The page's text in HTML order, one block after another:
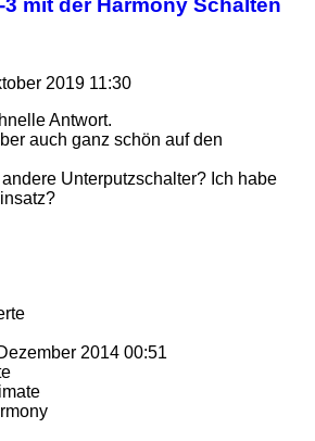
2019 11:30
Antwort.
auch ganz schön auf den
Unterputzschalter? Ich habe
2014 00:51